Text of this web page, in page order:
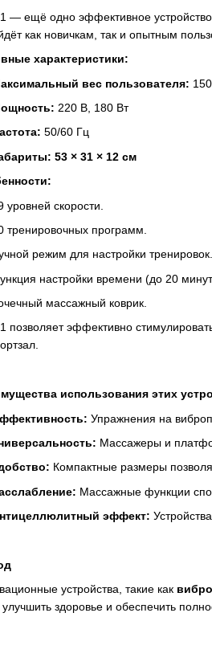
— ещё одно эффективное
как новичкам, так и опытным
характеристики:
вес пользователя:
220 В, 180 Вт
50/60 Гц
53 × 31 × 12 см
уровней скорости.
тренировочных программ.
режим для настройки тренировок.
настройки времени (до 20
массажный коврик.
позволяет эффективно
использования этих
Упражнения на
Массажеры и
Компактные размеры
Массажные функции
эффект:
устройства, такие как
улучшить здоровье и обеспечить